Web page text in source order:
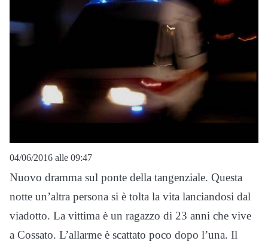
04/06/2016 alle 09:47
Nuovo dramma sul ponte della tangenziale. Questa
notte un’altra persona si è tolta la vita lanciandosi dal
viadotto. La vittima è un ragazzo di 23 anni che vive
a Cossato. L’allarme è scattato poco dopo l’una. Il